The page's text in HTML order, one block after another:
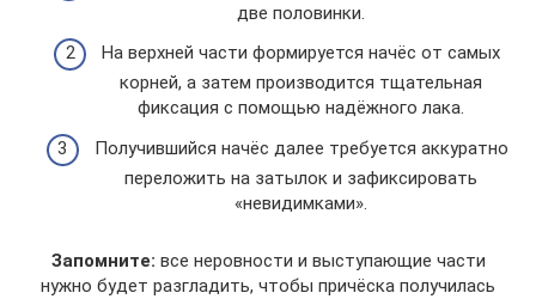
две половинки.
На верхней части формируется начёс от самых
корней, а затем производится тщательная
фиксация с помощью надёжного лака.
Получившийся начёс далее требуется аккуратно
переложить на затылок и зафиксировать
«невидимками».
Запомните: все неровности и выступающие части
нужно будет разгладить, чтобы причёска получилась